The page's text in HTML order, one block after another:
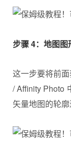
步骤 4：地图图
这一步要将前
/ Affinity Photo
矢量地图的轮廓